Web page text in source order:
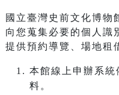
國立臺灣史前文化博物
向您蒐集必要的個人識
提供預約導覽、場地租
本館線上申辦系
料。